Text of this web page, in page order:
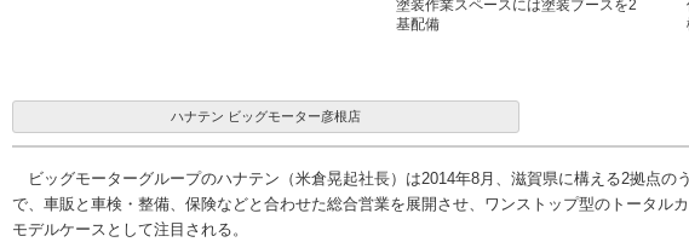
塗装作業スペースには塗装ブースを2
基配備
ハナテン ビッグモーター彦根店
ビッグモーターグループのハナテン（米倉晃起社長）は2014年8月、滋賀県に構える2拠点
で、車販と車検・整備、保険などと合わせた総合営業を展開させ、ワンストップ型のトータ
モデルケースとして注目される。